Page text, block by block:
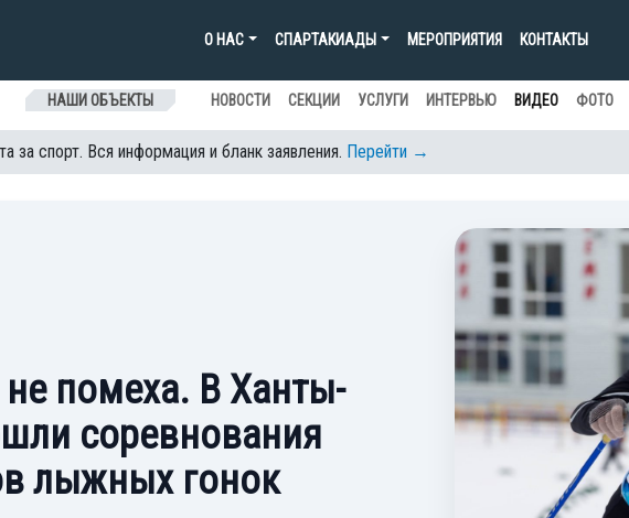
О НАС СПАРТАКИАДЫ МЕРОПРИЯТИЯ КОНТАКТЫ
НАШИ ОБЪЕКТЫ НОВОСТИ СЕКЦИИ УСЛУГИ ИНТЕРВЬЮ ВИДЕО ФОТО
за спорт. Вся информация и бланк заявления. Перейти →
не помеха. В Ханты-
соревнования
лыжных гонок